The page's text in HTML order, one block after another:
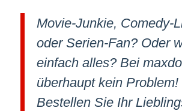
Movie-Junkie, Comedy-
oder Serien-Fan? Oder
einfach alles? Bei
überhaupt kein Problem!
Bestellen Sie Ihr